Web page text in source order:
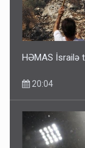
5 Avqust
HƏMAS İsrailə
20:04